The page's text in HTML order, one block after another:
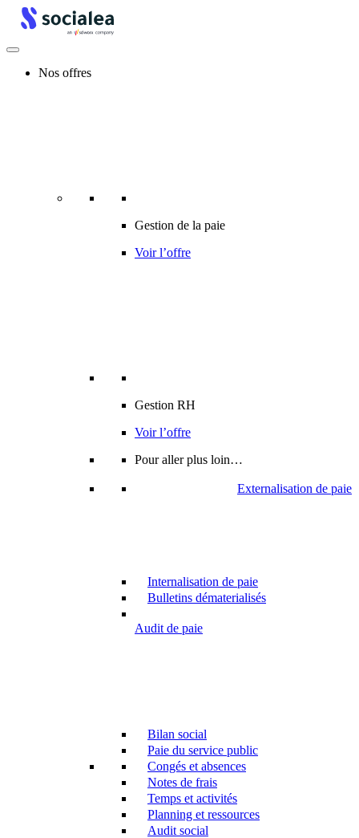
Nos offres
Gestion de la paie
Voir l’offre
Gestion RH
Voir l’offre
Pour aller plus loin…
Externalisation de paie
Internalisation de paie
Bulletins dématerialisés
Audit de paie
Bilan social
Paie du service public
Congés et absences
Notes de frais
Temps et activités
Planning et ressources
Audit social